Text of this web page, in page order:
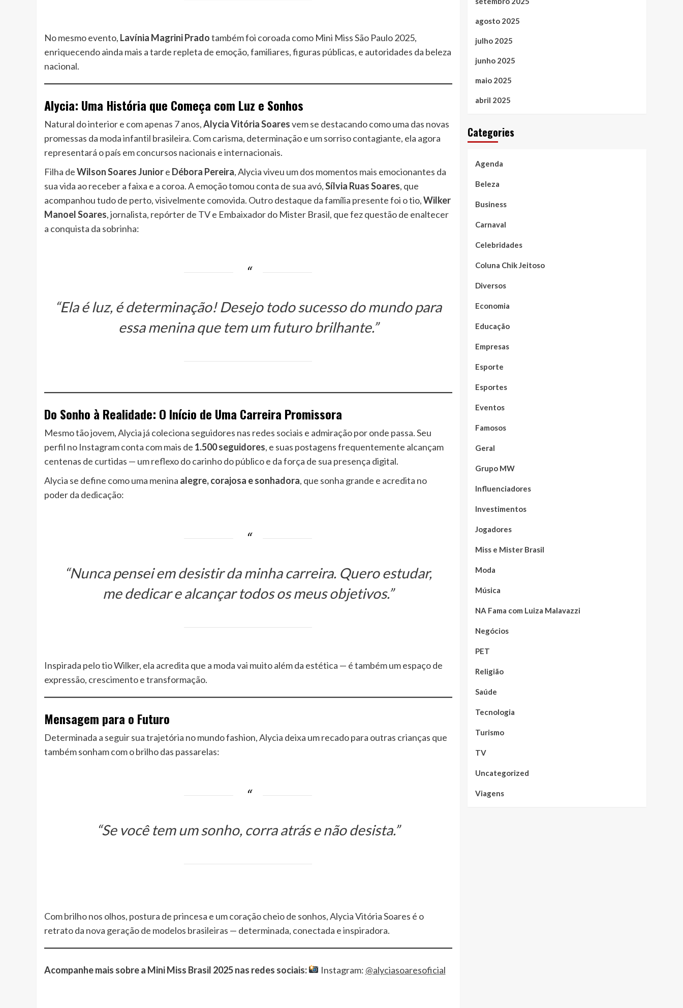
No mesmo evento, Lavínia Magrini Pradotambém foi coroada como Mini Miss São Paulo 2025,
enriquecendo ainda mais a tarde repleta de emoção, familiares, figuras públicas, e autoridades da beleza
nacional.
Alycia: Uma História que Começa com Luz e Sonhos
Natural do interior e com apenas 7 anos,Alycia Vitória Soaresvem se destacando como uma das novas
promessas da moda infantil brasileira. Com carisma, determinação e um sorriso contagiante, ela agora
representará o país em concursos nacionais e internacionais.
Filha deWilson Soares Juniore Débora Pereira, Alycia viveu um dos momentos mais emocionantes da
sua vida ao receber a faixa e a coroa. A emoção tomou conta de sua avó,Sílvia Ruas Soares, que
acompanhou tudo de perto, visivelmente comovida. Outro destaque da família presente foi o tio,Wilker
Manoel Soares, jornalista, repórter de TV e Embaixador do Mister Brasil, que fez questão de enaltecer
a conquista da sobrinha:
“Ela é luz, é determinação! Desejo todo sucesso do mundo para
essa menina que tem um futuro brilhante.”
Do Sonho à Realidade: O Início de Uma Carreira Promissora
Mesmo tão jovem, Alycia já coleciona seguidores nas redes sociais e admiração por onde passa. Seu
perfil no Instagram conta com mais de 1.500 seguidores, e suas postagens frequentemente alcançam
centenas de curtidas — um reflexo do carinho do público e da força de sua presença digital.
Alycia se define como uma menina alegre, corajosa e sonhadora, que sonha grande e acredita no
poder da dedicação:
“Nunca pensei em desistir da minha carreira. Quero estudar,
me dedicar e alcançar todos os meus objetivos.”
Inspirada pelo tio Wilker, ela acredita que a moda vai muito além da estética — é também um espaço de
expressão, crescimento e transformação.
Mensagem para o Futuro
Determinada a seguir sua trajetória no mundo fashion, Alycia deixa um recado para outras crianças que
também sonham com o brilho das passarelas:
“Se você tem um sonho, corra atrás e não desista.”
Com brilho nos olhos, postura de princesa e um coração cheio de sonhos, Alycia Vitória Soares é o
retrato da nova geração de modelos brasileiras — determinada, conectada e inspiradora.
Acompanhe mais sobre a Mini Miss Brasil 2025 nas redes sociais: Instagram: @alyciasoaresoficial
agosto 2025
julho 2025
junho 2025
maio 2025
abril 2025
Categories
Agenda
Beleza
Business
Carnaval
Celebridades
Coluna Chik Jeitoso
Diversos
Economia
Educação
Empresas
Esporte
Esportes
Eventos
Famosos
Geral
Grupo MW
Influenciadores
Investimentos
Jogadores
Miss e Mister Brasil
Moda
Música
NA Fama com Luiza Malavazzi
Negócios
PET
Religião
Saúde
Tecnologia
Turismo
TV
Uncategorized
Viagens